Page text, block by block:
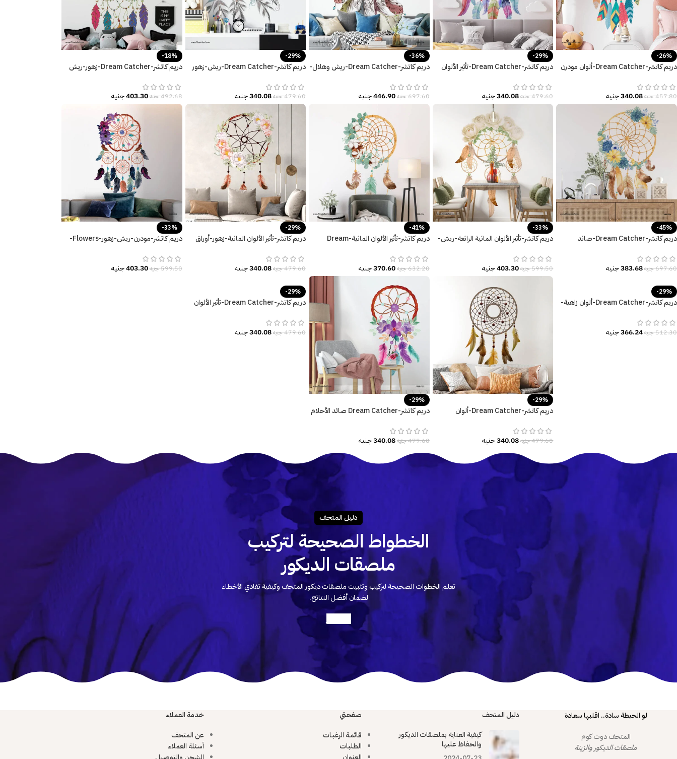
-26%
دريم كاتشر-Dream Catcher-ألوان مودرن
457.80جنيه340.08جنيه
-29%
دريم كاتشر-Dream Catcher-تأثير الألوان
479.60جنيه340.08جنيه
-36%
دريم كاتشر-Dream Catcher-ريش وهلال-
697.60جنيه446.90جنيه
-29%
دريم كاتشر-Dream Catcher-ريش-زهور
479.60جنيه340.08جنيه
-18%
دريم كاتشر-Dream Catcher-زهور-ريش
492.68جنيه403.30جنيه
-45%
دريم كاتشر-Dream Catcher-صائد
697.60جنيه383.68جنيه
-33%
دريم كاتشر-تأثير الألوان المائية الرائعة-ريش-
599.50جنيه403.30جنيه
-41%
دريم كاتشر-تأثير الألوان المائية-Dream
632.20جنيه370.60جنيه
-29%
دريم كاتشر-تأثير الألوان المائية-زهور-أوراق
479.60جنيه340.08جنيه
-33%
دريم كاتشر-مودرن-ريش-زهور-Flowers-
599.50جنيه403.30جنيه
-29%
دريم كاتشر-Dream Catcher-ألوان زاهية-
512.30جنيه366.24جنيه
-29%
دريم كاتشر-Dream Catcher-ألوان
479.60جنيه340.08جنيه
-29%
دريم كاتشر-Dream Catcher صائد الأحلام
479.60جنيه340.08جنيه
-29%
دريم كاتشر-Dream Catcher-تأثير الألوان
479.60جنيه340.08جنيه
دليـل المتحـف
الخطواط الصحيحة لتركيب
ملصقات الديكور
تعلم الخطوات الصحيحة لتركيب وتثبيت ملصقات ديكور المتحف وكيفية تفادي الأخطاء
لضمان أفضل النتائج.
لو الحيطة سادة.. اقلبها سعادة
المتحف دوت كوم
ملصقات الديكور والزينة
دليل المتحف
كيفية العناية بملصقات الديكور
والحفاظ عليها
صفحتي
قائمـة الرغبـات
الطلبات
خدمة العملاء
عن المتحف
أسئلة العملاء